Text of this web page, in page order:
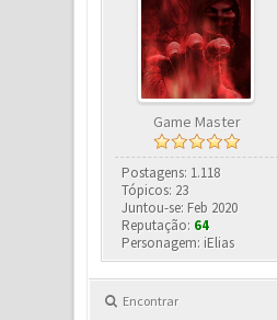
Game Master
Postagens: 1.118
Tópicos: 23
Juntou-se: Feb 2020
Reputação: 64
Personagem: iElias
Encontrar